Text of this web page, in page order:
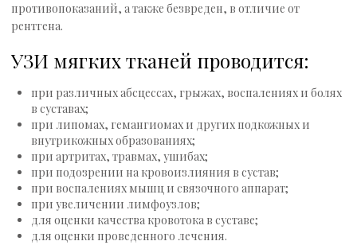
Узкие специалисты
Услуги
Прейскурант
Запись на приём
Контакты
противопоказаний, а также безвреден, в отличие от
рентгена.
УЗИ мягких тканей проводится:
при различных абсцессах, грыжах, воспалениях и болях
в суставах;
при липомах, гемангиомах и других подкожных и
внутрикожных образованиях;
при артритах, травмах, ушибах;
при подозрении на кровоизлияния в сустав;
при воспалениях мышц и связочного аппарат;
при увеличении лимфоузлов;
для оценки качества кровотока в суставе;
для оценки проведенного лечения.